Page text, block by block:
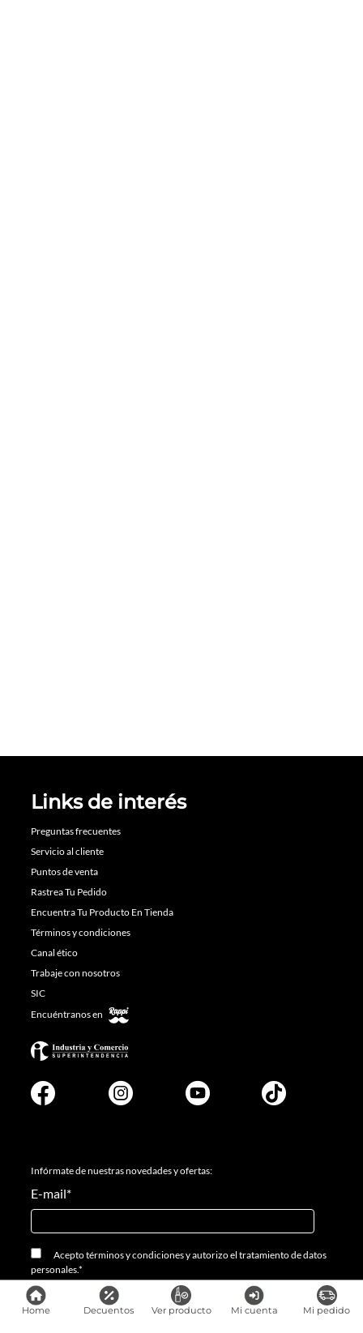
Home Decuentos Ver producto Mi cuenta Mi pedido
Links de interés
Preguntas frecuentes
Servicio al cliente
Puntos de venta
Rastrea Tu Pedido
Encuentra Tu Producto En Tienda
Términos y condiciones
Canal ético
Trabaje con nosotros
SIC
Encuéntranos en
Infórmate de nuestras novedades y ofertas:
E-mail*
Aceptotérminos y condicionesyautorizo el tratamiento de datos
personales.*